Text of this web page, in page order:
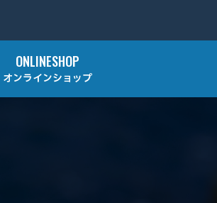
ONLINESHOP
オンラインショップ